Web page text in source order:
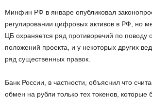
Минфин РФ в январе опубликовал
регулировании цифровых активов в РФ, но
ЦБ охраняется ряд противоречий по поводу
положений проекта, и у некоторых других
ряд существенных правок.
Банк России, в частности, объяснил что
обмен на рубли только тех токенов,